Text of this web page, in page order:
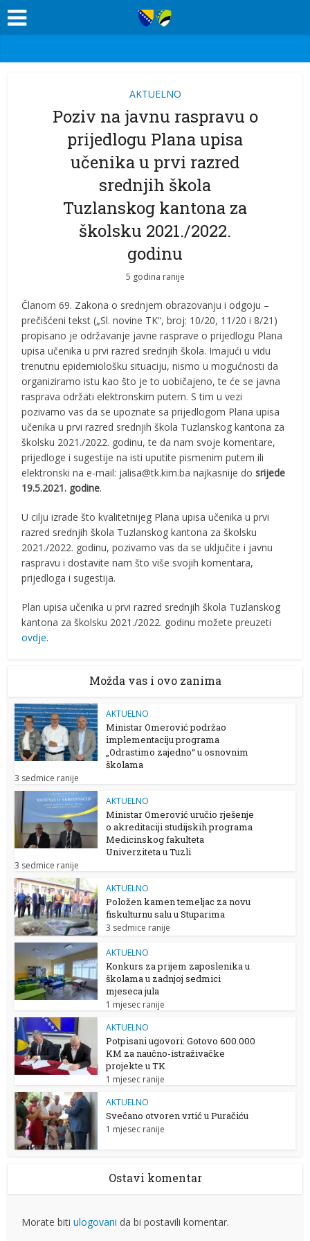
AKTUELNO
Poziv na javnu raspravu o
prijedlogu Plana upisa
učenika u prvi razred
srednjih škola
Tuzlanskog kantona za
školsku 2021./2022.
godinu
5 godina ranije
Članom 69. Zakona o srednjem obrazovanju i odgoju –
prečišćeni tekst („Sl. novine TK“, broj: 10/20, 11/20 i 8/21)
propisano je održavanje javne rasprave o prijedlogu Plana
upisa učenika u prvi razred srednjih škola. Imajući u vidu
trenutnu epidemiološku situaciju, nismo u mogućnosti da
organiziramo istu kao što je to uobičajeno, te će se javna
rasprava održati elektronskim putem. S tim u vezi
pozivamo vas da se upoznate sa prijedlogom Plana upisa
učenika u prvi razred srednjih škola Tuzlanskog kantona za
školsku 2021./2022. godinu, te da nam svoje komentare,
prijedloge i sugestije na isti uputite pismenim putem ili
elektronski na e-mail: jalisa@tk.kim.ba najkasnije dosrijede
19.5.2021. godine.
U cilju izrade što kvalitetnijeg Plana upisa učenika u prvi
razred srednjih škola Tuzlanskog kantona za školsku
2021./2022. godinu, pozivamo vas da se uključite i javnu
raspravu i dostavite nam što više svojih komentara,
prijedloga i sugestija.
Plan upisa učenika u prvi razred srednjih škola Tuzlanskog
kantona za školsku 2021./2022. godinu možete preuzeti
ovdje.
Možda vas i ovo zanima
AKTUELNO
Ministar Omerović podržao
implementaciju programa
„Odrastimo zajedno“ u osnovnim
školama
3 sedmice ranije
AKTUELNO
Ministar Omerović uručio rješenje
o akreditaciji studijskih programa
Medicinskog fakulteta
Univerziteta u Tuzli
3 sedmice ranije
AKTUELNO
Položen kamen temeljac za novu
fiskulturnu salu u Stuparima
3 sedmice ranije
AKTUELNO
Konkurs za prijem zaposlenika u
školama u zadnjoj sedmici
mjeseca jula
1 mjesec ranije
AKTUELNO
Potpisani ugovori: Gotovo 600.000
KM za naučno-istraživačke
projekte u TK
1 mjesec ranije
AKTUELNO
Svečano otvoren vrtić u Puračiću
1 mjesec ranije
Ostavi komentar
Morate bitiulogovani da bi postavili komentar.